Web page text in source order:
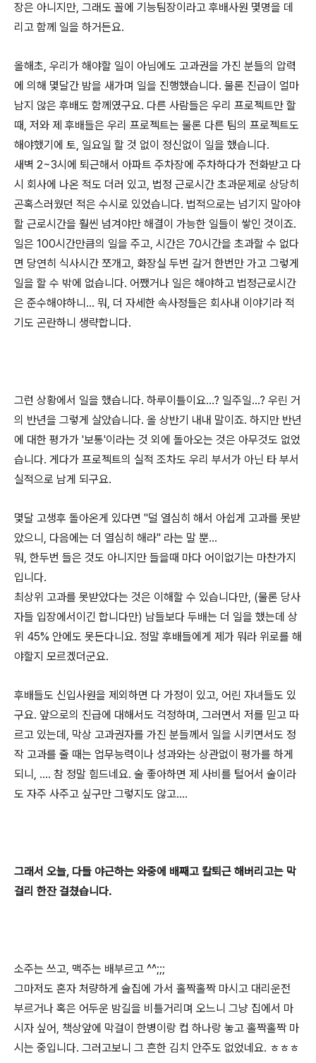
장은 아니지만, 그래도 꼴에 기능팀장이라고 후배사원 몇명을 데
리고 함께 일을 하거든요.
올해초, 우리가 해야할 일이 아님에도 고과권을 가진 분들의 압력
에 의해 몇달간 밤을 새가며 일을 진행했습니다. 물론 진급이 얼마
남지 않은 후배도 함께였구요. 다른 사람들은 우리 프로젝트만 할
때, 저와 제 후배들은 우리 프로젝트는 물론 다른 팀의 프로젝트도
해야했기에 토, 일요일 할 것 없이 정신없이 일을 했습니다.
새벽 2~3시에 퇴근해서 아파트 주차장에 주차하다가 전화받고 다
시 회사에 나온 적도 더러 있고, 법정 근로시간 초과문제로 상당히
곤혹스러웠던 적은 수시로 있었습니다. 법적으로는 넘기지 말아야
할 근로시간을 훨씬 넘겨야만 해결이 가능한 일들이 쌓인 것이죠.
일은 100시간만큼의 일을 주고, 시간은 70시간을 초과할 수 없다
면 당연히 식사시간 쪼개고, 화장실 두번 갈거 한번만 가고 그렇게
일을 할 수 밖에 없습니다. 어쨌거나 일은 해야하고 법정근로시간
은 준수해야하니... 뭐, 더 자세한 속사정들은 회사내 이야기라 적
기도 곤란하니 생략합니다.
그런 상황에서 일을 했습니다. 하루이틀이요...? 일주일...? 우린 거
의 반년을 그렇게 살았습니다. 올 상반기 내내 말이죠. 하지만 반년
에 대한 평가가 '보통'이라는 것 외에 돌아오는 것은 아무것도 없었
습니다. 게다가 프로젝트의 실적 조차도 우리 부서가 아닌 타 부서
실적으로 남게 되구요.
몇달 고생후 돌아온게 있다면 "덜 열심히 해서 아쉽게 고과를 못받
았으니, 다음에는 더 열심히 해라" 라는 말 뿐...
뭐, 한두번 들은 것도 아니지만 들을때 마다 어이없기는 마찬가지
입니다.
최상위 고과를 못받았다는 것은 이해할 수 있습니다만, (물론 당사
자들 입장에서이긴 합니다만) 남들보다 두배는 더 일을 했는데 상
위 45% 안에도 못든다니요. 정말 후배들에게 제가 뭐라 위로를 해
야할지 모르겠더군요.
후배들도 신입사원을 제외하면 다 가정이 있고, 어린 자녀들도 있
구요. 앞으로의 진급에 대해서도 걱정하며, 그러면서 저를 믿고 따
르고 있는데, 막상 고과권자를 가진 분들께서 일을 시키면서도 정
작 고과를 줄 때는 업무능력이나 성과와는 상관없이 평가를 하게
되니, .... 참 정말 힘드네요. 술 좋아하면 제 사비를 털어서 술이라
도 자주 사주고 싶구만 그렇지도 않고....
그래서 오늘, 다들 야근하는 와중에 배째고 칼퇴근 해버리고는 막
걸리 한잔 걸쳤습니다.
소주는 쓰고, 맥주는 배부르고 ^^;;;
그마저도 혼자 처량하게 술집에 가서 홀짝홀짝 마시고 대리운전
부르거나 혹은 어두운 밤길을 비틀거리며 오느니 그냥 집에서 마
시자 싶어, 책상앞에 막걸이 한병이랑 컵 하나랑 놓고 홀짝홀짝 마
시는 중입니다. 그러고보니 그 흔한 김치 안주도 없었네요. ㅎㅎㅎ